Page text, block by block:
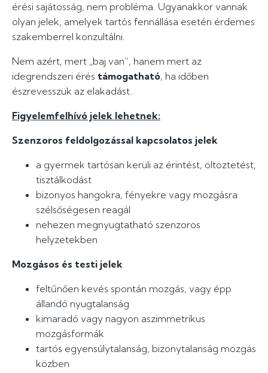
érési sajátosság, nem probléma. Ugyanakkor vannak
olyan jelek, amelyek tartós fennállása esetén érdemes
szakemberrel konzultálni.
Nem azért, mert „baj van”, hanem mert az
idegrendszeri érés támogatható, ha időben
észrevesszük az elakadást.
Figyelemfelhívó jelek lehetnek:
Szenzoros feldolgozással kapcsolatos jelek
a gyermek tartósan kerüli az érintést, öltöztetést,
tisztálkodást
bizonyos hangokra, fényekre vagy mozgásra
szélsőségesen reagál
nehezen megnyugtatható szenzoros
helyzetekben
Mozgásos és testi jelek
feltűnően kevés spontán mozgás, vagy épp
állandó nyugtalanság
kimaradó vagy nagyon aszimmetrikus
mozgásformák
tartós egyensúlytalanság, bizonytalanság mozgás
közben